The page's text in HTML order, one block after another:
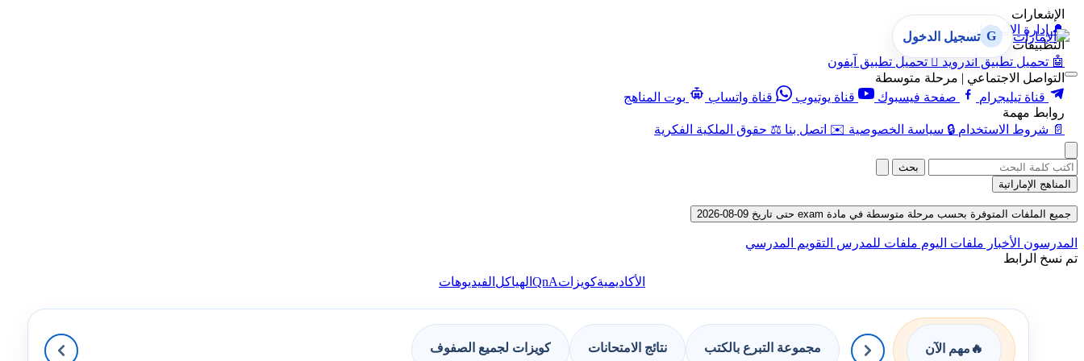
الإشعارات
🔔 إدارة الإشعارات
التطبيقات
🤖 تحميل تطبيق أندرويد  تحميل تطبيق آيفون
التواصل الاجتماعي | مرحلة متوسطة
قناة تيليجرام
صفحة فيسبوك قناة يوتيوب قناة واتساب
بوت المناهج
روابط مهمة
📄 شروط الاستخدام 🔒 سياسة الخصوصية ✉️ اتصل بنا ⚖️ حقوق الملكية الفكرية
G تسجيل الدخول
بحث
المناهج الإماراتية
جميع الملفات المتوفرة بحسب مرحلة متوسطة في مادة exam حتى تاريخ 09-08-2026
المدرسون الأخبار ملفات اليوم ملفات للمدرس التقويم المدرسي
تم نسخ الرابط
الأكاديميةكويزاتQnA الهياكل الفيديوهات
🔥 مهم الآن مجموعة التبرع بالكتب نتائج الامتحانات كويزات لجميع الصفوف